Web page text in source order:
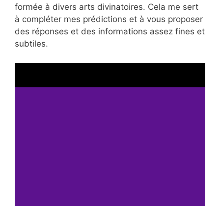
formée à divers arts divinatoires. Cela me sert
à compléter mes prédictions et à vous proposer
des réponses et des informations assez fines et
subtiles.